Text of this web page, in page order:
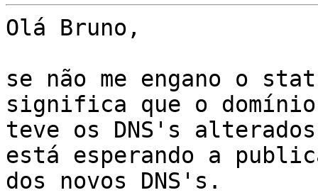
Olá Bruno,
se não me engano o
significa que o domínio
teve os DNS's alterados
está esperando a
dos novos DNS's.